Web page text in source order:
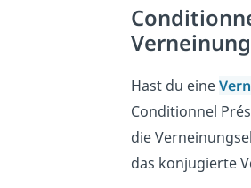
Verneinung
Hast du eine
Conditionnel
die
das konjugierte